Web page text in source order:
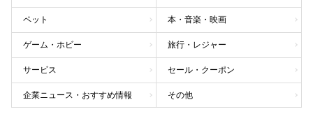
ペット 本・音楽・映画
ゲーム・ホビー 旅行・レジャー
サービス セール・クーポン
企業ニュース・おすすめ情報 その他